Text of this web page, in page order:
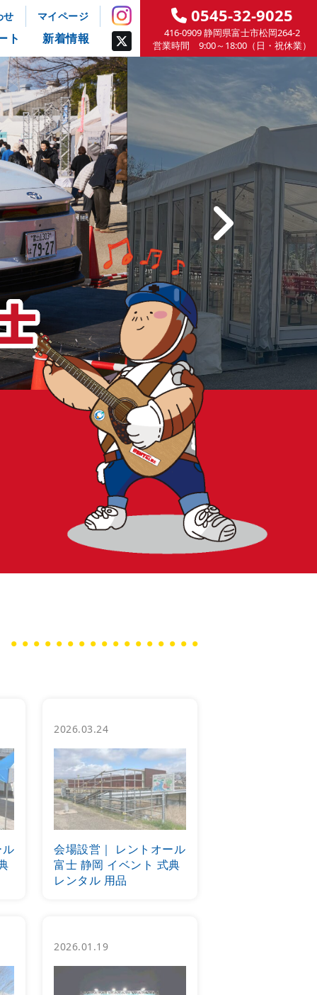
せ マイページ
ト 新着情報
0545-32-9025
416-0909 静岡県富士市松岡264-2
営業時間 9:00～18:00（日・祝休業）
2026.03.24
会場設営｜ レントオール
富士 静岡 イベント 式典
レンタル 用品
2026.01.19